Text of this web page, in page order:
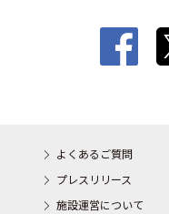
よくあるご質問
プレスリリース
施設運営について